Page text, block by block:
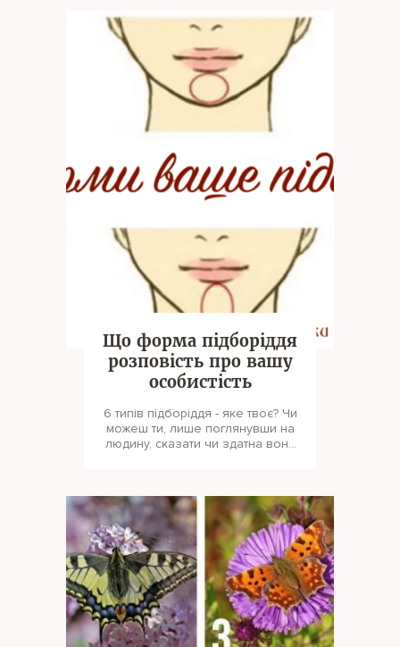
Що форма підборіддя
розповість про вашу
особистість
6 типів підборіддя - яке твоє? Чи
можеш ти, лише поглянувши на
людину, сказати чи здатна вона